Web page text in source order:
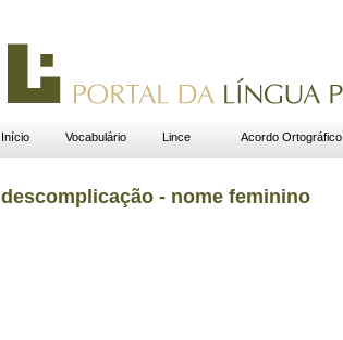
Início Vocabulário Lince Acordo Ortográfico
descomplicação - nome feminino